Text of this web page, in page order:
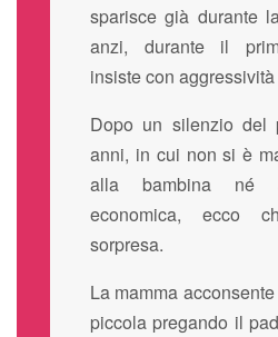
sparisce già durante
anzi, durante il
insiste con
Dopo un silenzio del
anni, in cui non si è
alla bambina né
economica, ecco
sorpresa.
La mamma
piccola pregando il